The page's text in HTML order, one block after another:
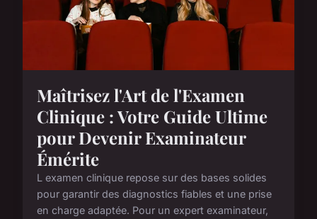
Maîtrisez l'Art de l'Examen
Clinique : Votre Guide Ultime
pour Devenir Examinateur
Émérite
L examen clinique repose sur des bases solides
pour garantir des diagnostics fiables et une prise
en charge adaptée. Pour un expert examinateur,